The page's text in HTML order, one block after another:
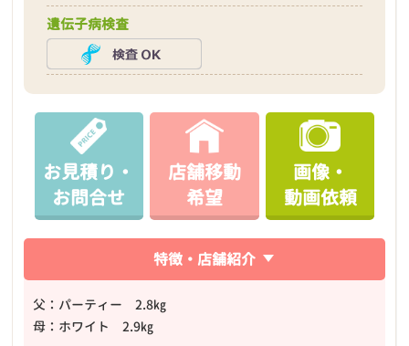
遺伝子病検査
お見積り・
お問合せ
店舗移動
希望
画像・
動画依頼
特徴・店舗紹介
父：パーティー 2.8㎏
母：ホワイト 2.9㎏